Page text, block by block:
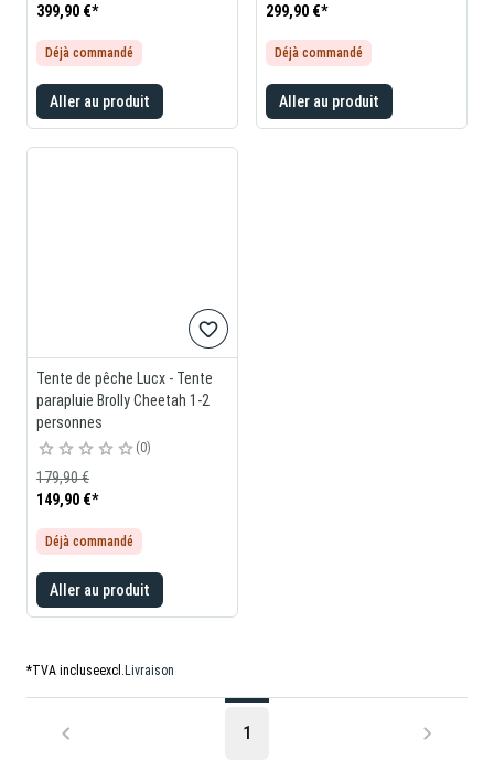
399,90 €*
Déjà commandé
Aller au produit
299,90 €*
Déjà commandé
Aller au produit
Tente de pêche Lucx - Tente
parapluie Brolly Cheetah 1-2
personnes
0
149,90 €*
179,90 €
Déjà commandé
Aller au produit
*TVA incluseexcl. Livraison
1